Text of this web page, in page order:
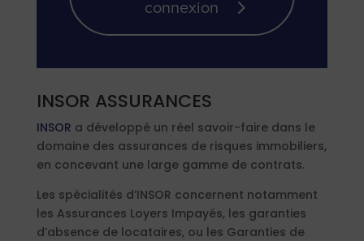
connexion
INSOR ASSURANCES
INSOR a développé un réel savoir-faire dans le
domaine des assurances de risques immobiliers,
en concevant une large gamme de contrats.
Les spécialités d’INSOR concernent notamment
les Assurances Loyers Impayés, les garanties
d’absence de locataires, ou les Garanties de